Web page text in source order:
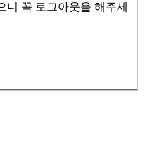
니 꼭 로그아웃을 해주세